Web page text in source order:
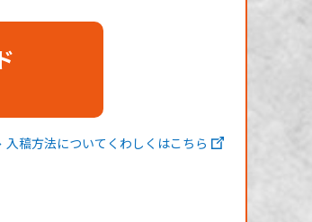
入稿方法についてくわしくはこちら